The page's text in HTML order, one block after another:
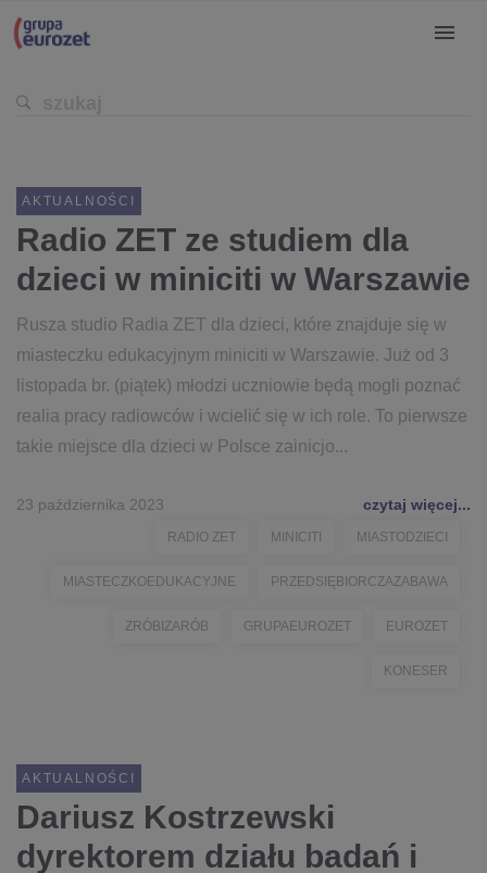
AKTUALNOŚCI
Radio ZET ze studiem dla
dzieci w miniciti w Warszawie
Rusza studio Radia ZET dla dzieci, które znajduje się w
miasteczku edukacyjnym miniciti w Warszawie. Już od 3
listopada br. (piątek) młodzi uczniowie będą mogli poznać
realia pracy radiowców i wcielić się w ich role. To pierwsze
takie miejsce dla dzieci w Polsce zainicjo...
23 października 2023 czytaj więcej...
RADIO ZET MINICITI MIASTODZIECI
MIASTECZKOEDUKACYJNE PRZEDSIĘBIORCZAZABAWA
ZRÓBIZARÓB GRUPAEUROZET EUROZET
KONESER
AKTUALNOŚCI
Dariusz Kostrzewski
dyrektorem działu badań i